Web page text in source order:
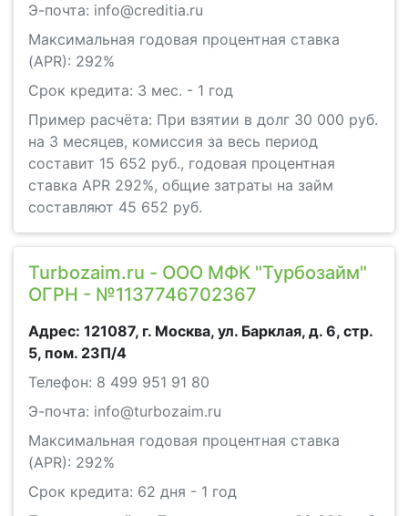
Э-почта: info@creditia.ru
Максимальная годовая процентная ставка
(APR): 292%
Срок кредита: 3 мес. - 1 год
Пример расчёта: При взятии в долг 30 000 руб.
на 3 месяцев, комиссия за весь период
составит 15 652 руб., годовая процентная
ставка APR 292%, общие затраты на займ
составляют 45 652 руб.
Turbozaim.ru - ООО МФК "Турбозайм"
ОГРН - №1137746702367
Адрес: 121087, г. Москва, ул. Барклая, д. 6, стр.
5, пом. 23П/4
Телефон: 8 499 951 91 80
Э-почта: info@turbozaim.ru
Максимальная годовая процентная ставка
(APR): 292%
Срок кредита: 62 дня - 1 год